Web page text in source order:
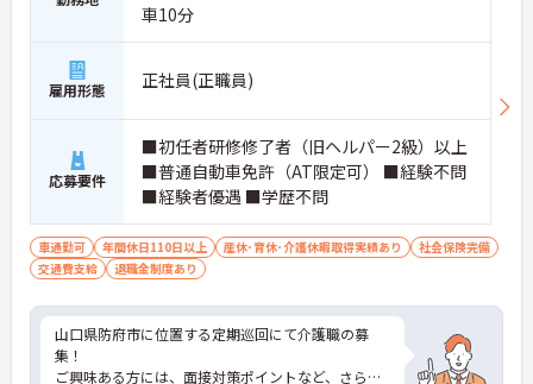
車10分
雇用形態 正社員(正職員)
応募要件
■初任者研修修了者（旧ヘルパー2級）以上
■普通自動車免許（AT限定可） ■経験不問
■経験者優遇 ■学歴不問
車通勤可 年間休日110日以上 産休･育休･介護休暇取得実績あり
社会保険完備
交通費支給
退職金制度あり
山口県防府市に位置する定期巡回にて介護職の募
集！
ご興味ある方には、面接対策ポイントなど、さらに